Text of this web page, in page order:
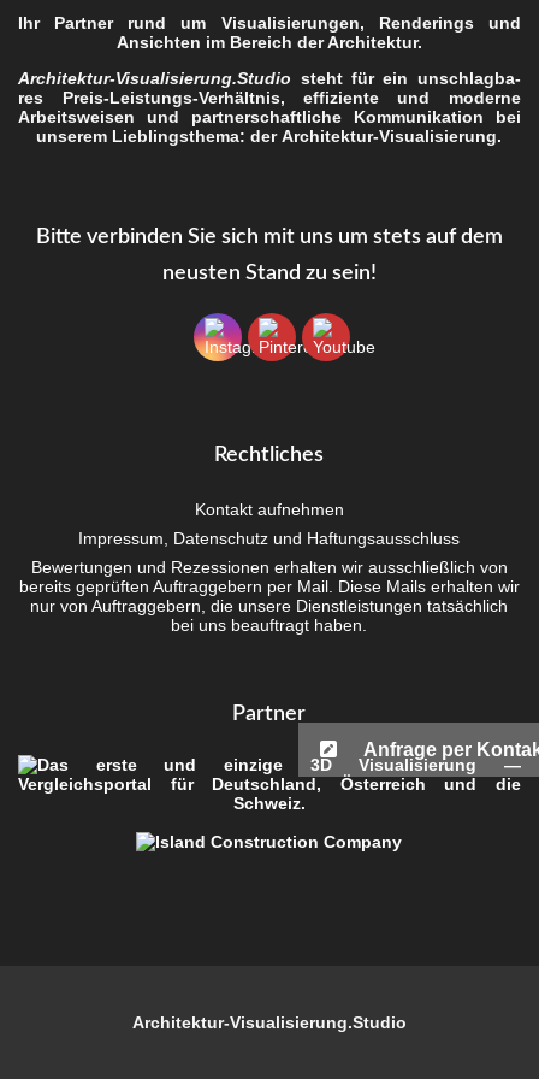
Ihr Part­ner rund um Visua­li­sie­run­gen, Ren­de­rings und
Ansich­ten im Bereich der Architektur.
Architektur-Visualisierung.Studio steht für ein unschlag­ba­
res Preis-Leis­tungs-Ver­hält­nis, effi­zi­en­te und moder­ne
Arbeits­wei­sen und part­ner­schaft­li­che Kom­mu­ni­ka­ti­on bei
unse­rem Lieb­lings­the­ma: derArchi­tek­tur-Visua­li­sie­rung.
Bit­te ver­bin­den Sie sich mit uns um stets auf dem
neus­ten Stand zu sein!
Recht­li­ches
Kon­takt aufnehmen
Impres­sum, Daten­schutz und Haftungsausschluss
Bewer­tun­gen und Rezes­sio­nen erhal­ten wir aus­schließ­lich von
bereits geprüf­ten Auf­trag­ge­bern per Mail. Die­se Mails erhal­ten wir
nur von Auf­trag­ge­bern, die unse­re Dienst­leis­tun­gen tat­säch­lich
bei uns beauf­tragt haben.
Part­ner
Architektur-Visualisierung.Studio
Anfrage per